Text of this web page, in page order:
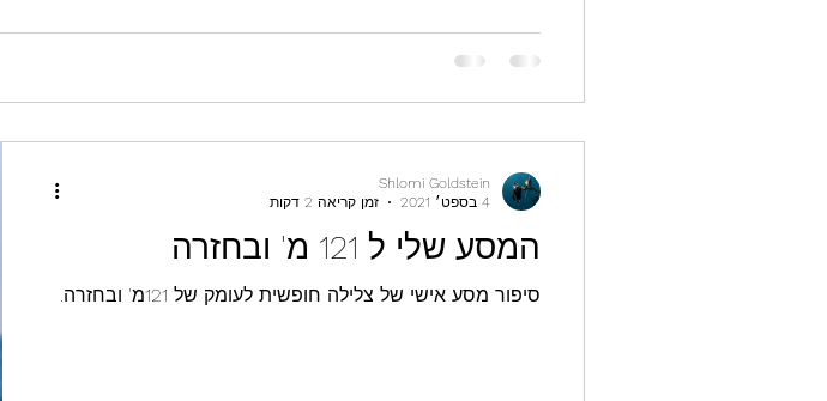
המסע שלי ל 121 מ' ובחזרה
סיפור מסע אישי של צלילה חופשית לעומק של 121מ' ובחזרה.
Shlomi Goldstein
4 בספט׳ 2021
זמן קריאה 2 דקות